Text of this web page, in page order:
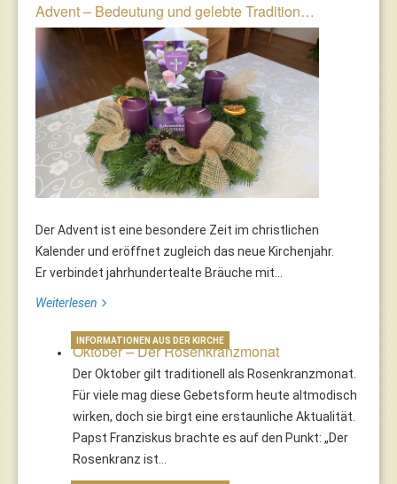
Advent – Bedeutung und gelebte Tradition…
Der Advent ist eine besondere Zeit im christlichen
Kalender und eröffnet zugleich das neue Kirchenjahr.
Er verbindet jahrhundertealte Bräuche mit...
Weiterlesen
Oktober – Der Rosenkranzmonat
Der Oktober gilt traditionell als Rosenkranzmonat.
Für viele mag diese Gebetsform heute altmodisch
wirken, doch sie birgt eine erstaunliche Aktualität.
Papst Franziskus brachte es auf den Punkt: „Der
Rosenkranz ist…
INFORMATIONEN AUS DER KIRCHE